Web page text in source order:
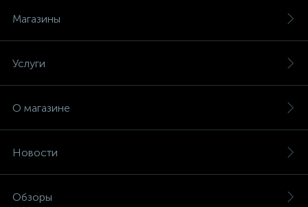
Магазины
Услуги
О магазине
Новости
Обзоры